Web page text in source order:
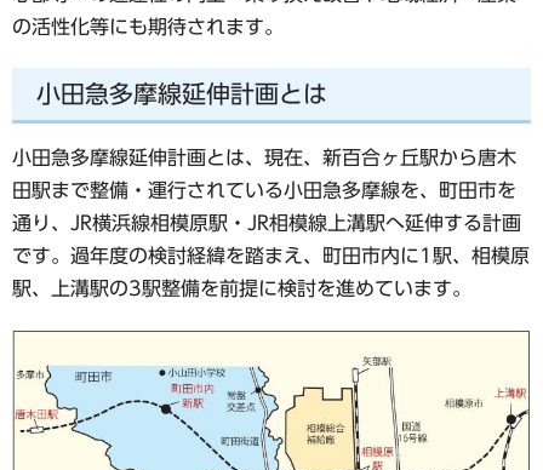
の活性化等にも期待されます。
小田急多摩線延伸計画とは
小田急多摩線延伸計画とは、現在、新百合ヶ丘駅から唐木
田駅まで整備・運行されている小田急多摩線を、町田市を
通り、JR横浜線相模原駅・JR相模線上溝駅へ延伸する計画
です。過年度の検討経緯を踏まえ、町田市内に1駅、相模原
駅、上溝駅の3駅整備を前提に検討を進めています。